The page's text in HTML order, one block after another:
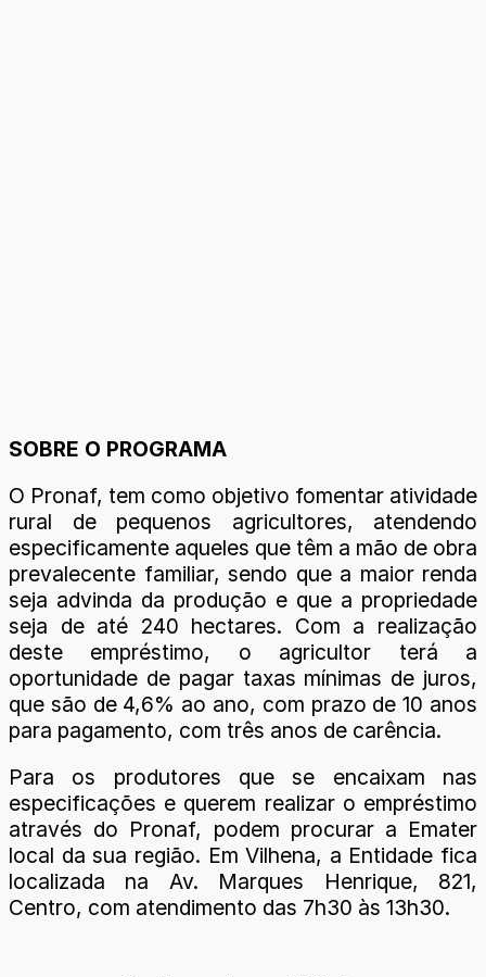
SOBRE O PROGRAMA
O Pronaf, tem como objetivo fomentar atividade
rural de pequenos agricultores, atendendo
especificamente aqueles que têm a mão de obra
prevalecente familiar, sendo que a maior renda
seja advinda da produção e que a propriedade
seja de até 240 hectares. Com a realização
deste empréstimo, o agricultor terá a
oportunidade de pagar taxas mínimas de juros,
que são de 4,6% ao ano, com prazo de 10 anos
para pagamento, com três anos de carência.
Para os produtores que se encaixam nas
especificações e querem realizar o empréstimo
através do Pronaf, podem procurar a Emater
local da sua região. Em Vilhena, a Entidade fica
localizada na Av. Marques Henrique, 821,
Centro, com atendimento das 7h30 às 13h30.